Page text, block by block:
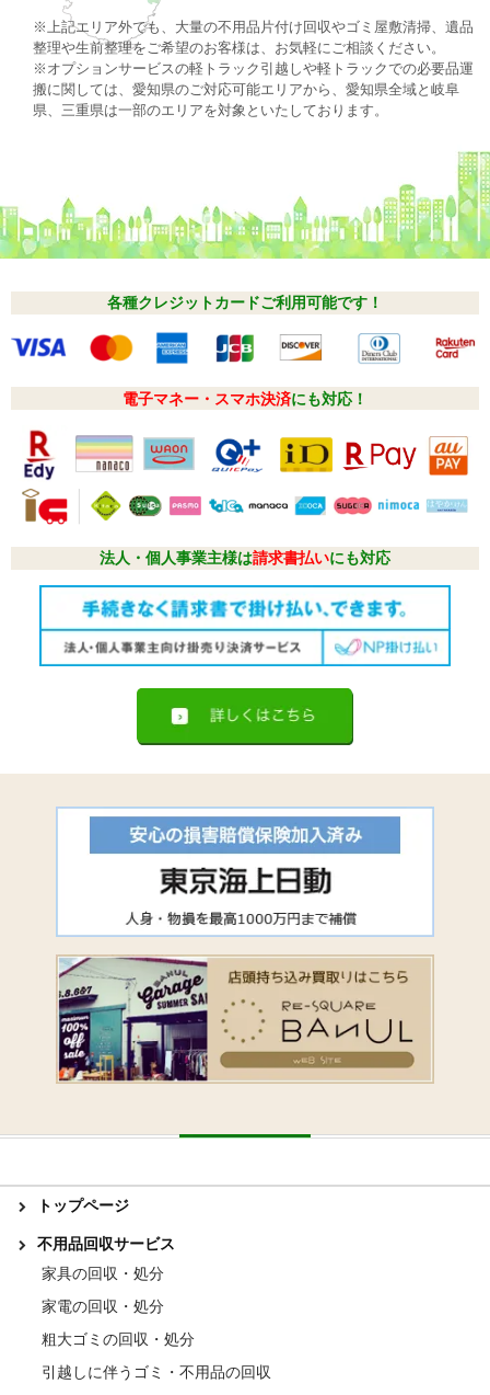
※上記エリア外でも、大量の不用品片付け回収やゴミ屋敷清掃、遺品
整理や生前整理をご希望のお客様は、お気軽にご相談ください。
※オプションサービスの軽トラック引越しや軽トラックでの必要品運
搬に関しては、愛知県のご対応可能エリアから、愛知県全域と岐阜
県、三重県は一部のエリアを対象といたしております。
各種クレジットカードご利用可能です！
電子マネー・スマホ決済にも対応！
法人・個人事業主様は請求書払いにも対応
トップページ
不用品回収サービス
家具の回収・処分
家電の回収・処分
粗大ゴミの回収・処分
引越しに伴うゴミ・不用品の回収